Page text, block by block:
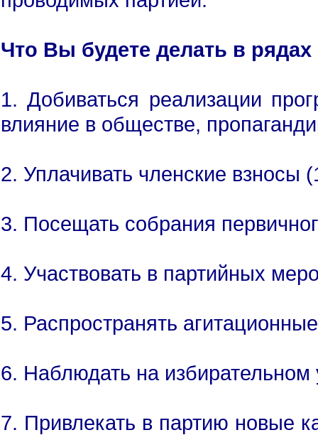
Что Вы будете делать в рядах
1. Добиваться реализации
влияние в обществе,
2. Уплачивать членские взносы
3. Посещать собрания
4. Участвовать в партийных
5. Распространять
6. Наблюдать на избирательном
7. Привлекать в партию новые